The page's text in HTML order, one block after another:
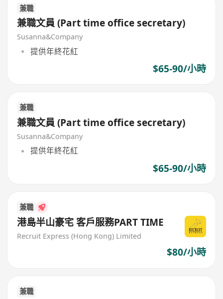
兼職
兼職文員 (Part time office secretary)
Susanna&Company
提供年終花紅
$65-90/小時
兼職
兼職文員 (Part time office secretary)
Susanna&Company
提供年終花紅
$65-90/小時
兼職
港島半山豪宅 客戶服務PART TIME
Recruit Express (Hong Kong) Limited
$80/小時
兼職